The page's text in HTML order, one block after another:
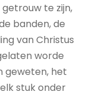
te zijn,
banden, de
van Christus
worde
geweten, het
stuk onder